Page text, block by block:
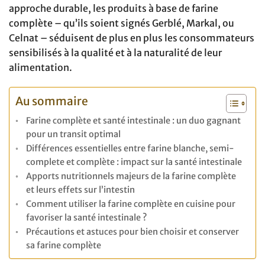
approche durable, les produits à base de farine
complète – qu’ils soient signés Gerblé, Markal, ou
Celnat – séduisent de plus en plus les consommateurs
sensibilisés à la qualité et à la naturalité de leur
alimentation.
Au sommaire
Farine complète et santé intestinale : un duo gagnant
pour un transit optimal
Différences essentielles entre farine blanche, semi-
complete et complète : impact sur la santé intestinale
Apports nutritionnels majeurs de la farine complète
et leurs effets sur l’intestin
Comment utiliser la farine complète en cuisine pour
favoriser la santé intestinale ?
Précautions et astuces pour bien choisir et conserver
sa farine complète